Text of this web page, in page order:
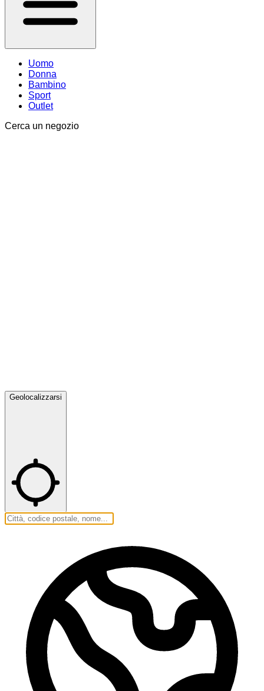
Uomo
Donna
Bambino
Sport
Outlet
Cerca un negozio
Geolocalizzarsi